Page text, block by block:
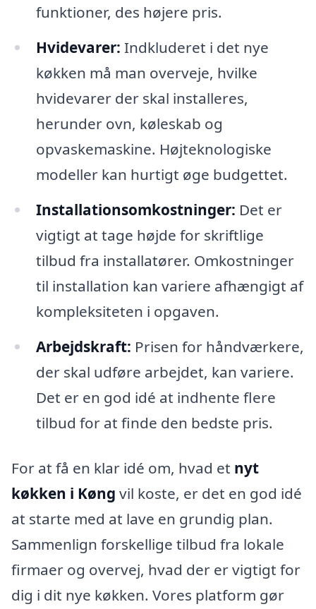
funktioner, des højere pris.
Hvidevarer: Indkluderet i det nye
køkken må man overveje, hvilke
hvidevarer der skal installeres,
herunder ovn, køleskab og
opvaskemaskine. Højteknologiske
modeller kan hurtigt øge budgettet.
Installationsomkostninger: Det er
vigtigt at tage højde for skriftlige
tilbud fra installatører. Omkostninger
til installation kan variere afhængigt af
kompleksiteten i opgaven.
Arbejdskraft: Prisen for håndværkere,
der skal udføre arbejdet, kan variere.
Det er en god idé at indhente flere
tilbud for at finde den bedste pris.
For at få en klar idé om, hvad et nyt
køkken i Køng vil koste, er det en god idé
at starte med at lave en grundig plan.
Sammenlign forskellige tilbud fra lokale
firmaer og overvej, hvad der er vigtigt for
dig i dit nye køkken. Vores platform gør